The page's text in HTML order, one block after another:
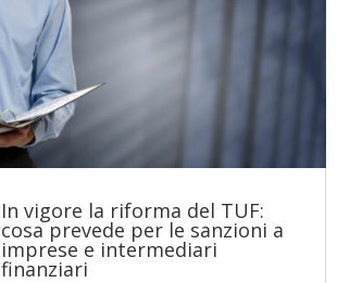
In vigore la riforma del TUF:
cosa prevede per le sanzioni a
imprese e intermediari
finanziari